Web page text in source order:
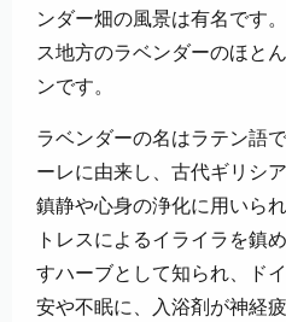
ンダー畑の風景は有名です
ス地方のラベンダーのほと
ンです。
ラベンダーの名はラテン語
ーレに由来し、古代ギリシ
鎮静や心身の浄化に用いら
トレスによるイライラを鎮
すハーブとして知られ、ド
安や不眠に、入浴剤が神経